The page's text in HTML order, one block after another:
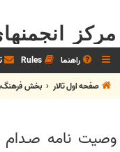
مرکز
راهنما Rules
صفحه اول تالار
وصيت نامه